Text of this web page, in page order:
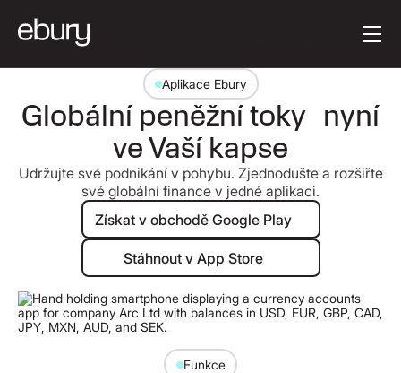
Aplikace Ebury
Globální peněžní toky nyní
ve Vaší kapse
Udržujte své podnikání v pohybu. Zjednodušte a rozšiřte
své globální finance v jedné aplikaci.
Získat v obchodě Google Play
Získat v obchodě Google Play
Stáhnout v App Store
Stáhnout v App Store
Funkce